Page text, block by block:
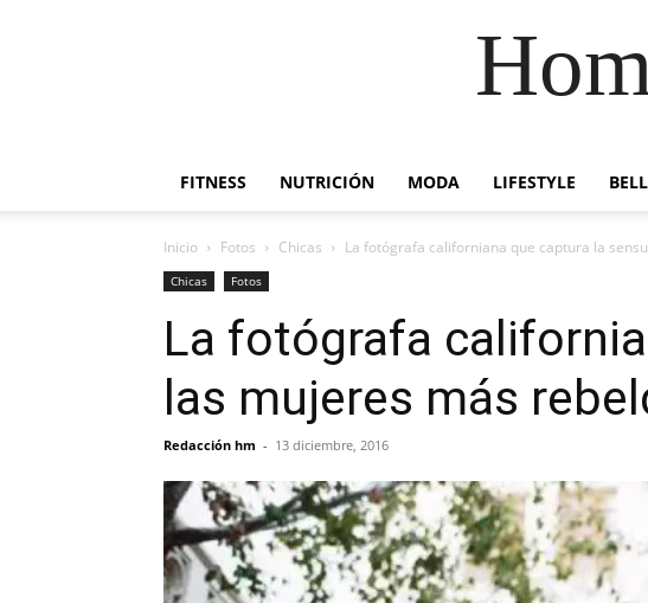
FITNESS NUTRICIÓN MODA LIFESTYLE
Inicio Fotos Chicas La fotógrafa californiana que captura la
Chicas Fotos
La fotógrafa
las mujeres más
Redacción hm - 13 diciembre, 2016